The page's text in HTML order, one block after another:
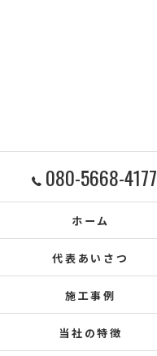
080-5668-4177
ホーム
代表あいさつ
施工事例
当社の特徴